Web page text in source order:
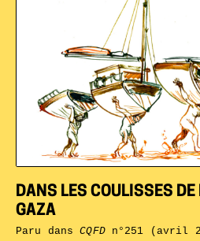
DANS LES COULISSES DE
GAZA
Paru dansCQFDn°251 (avril